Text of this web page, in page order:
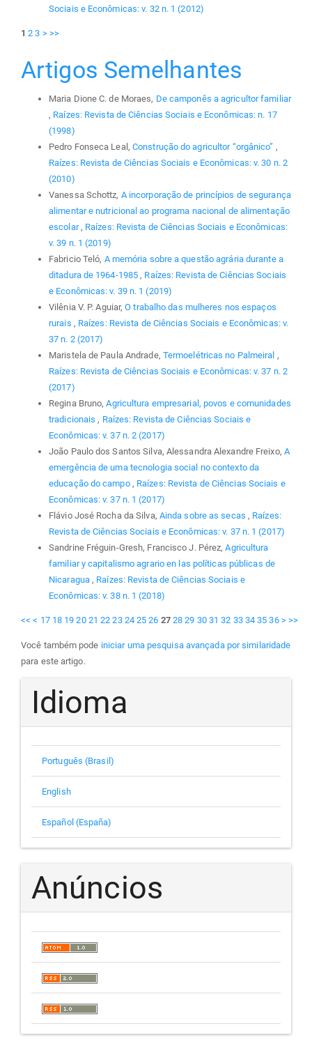
Sociais e Econômicas: v. 32 n. 1 (2012)
1 2 3 > >>
Artigos Semelhantes
Maria Dione C. de Moraes, De camponês a agricultor familiar
, Raízes: Revista de Ciências Sociais e Econômicas: n. 17
(1998)
Pedro Fonseca Leal, Construção do agricultor “orgânico” ,
Raízes: Revista de Ciências Sociais e Econômicas: v. 30 n. 2
(2010)
Vanessa Schottz, A incorporação de princípios de segurança
alimentar e nutricional ao programa nacional de alimentação
escolar, Raízes: Revista de Ciências Sociais e Econômicas:
v. 39 n. 1 (2019)
Fabricio Teló, A memória sobre a questão agrária durante a
ditadura de 1964-1985, Raízes: Revista de Ciências Sociais
e Econômicas: v. 39 n. 1 (2019)
Vilênia V. P. Aguiar,O trabalho das mulheres nos espaços
rurais , Raízes: Revista de Ciências Sociais e Econômicas: v.
37 n. 2 (2017)
Maristela de Paula Andrade, Termoelétricas no Palmeiral ,
Raízes: Revista de Ciências Sociais e Econômicas: v. 37 n. 2
(2017)
Regina Bruno,Agricultura empresarial, povos e comunidades
tradicionais, Raízes: Revista de Ciências Sociais e
Econômicas: v. 37 n. 2 (2017)
João Paulo dos Santos Silva, Alessandra Alexandre Freixo, A
emergência de uma tecnologia social no contexto da
educação do campo , Raízes: Revista de Ciências Sociais e
Econômicas: v. 37 n. 1 (2017)
Flávio José Rocha da Silva, Ainda sobre as secas , Raízes:
Revista de Ciências Sociais e Econômicas: v. 37 n. 1 (2017)
Sandrine Fréguin-Gresh, Francisco J. Pérez,Agricultura
familiar y capitalismo agrario en las políticas públicas de
Nicaragua , Raízes: Revista de Ciências Sociais e
Econômicas: v. 38 n. 1 (2018)
<< < 17 18 19 20 21 22 23 24 25 26 27 28 29 30 31 32 33 34 35 36 > >>
Você também pode iniciar uma pesquisa avançada por similaridade
para este artigo.
Idioma
Português (Brasil)
English
Español (España)
Anúncios